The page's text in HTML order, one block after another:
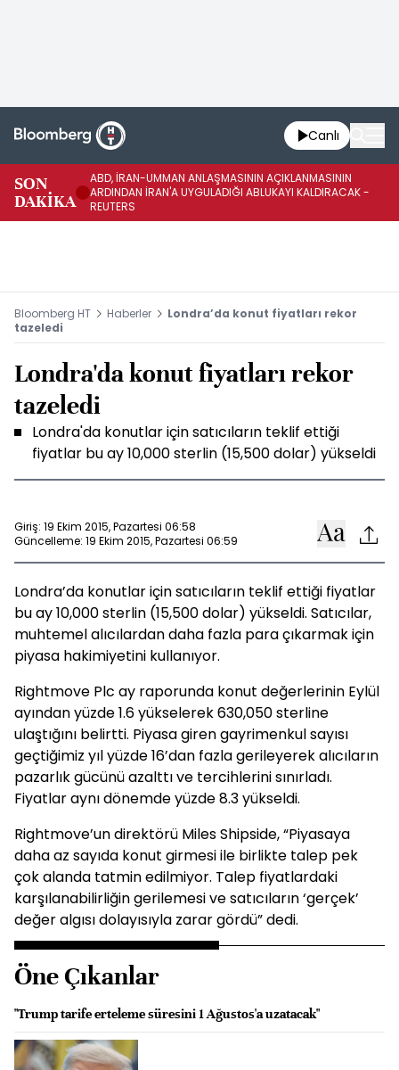
Canlı
SON
DAKİKA
ABD, İRAN-UMMAN ANLAŞMASININ AÇIKLANMASININ
ARDINDAN İRAN'A UYGULADIĞI ABLUKAYI KALDIRACAK -
REUTERS
Bloomberg HT Haberler
Londra’da konut fiyatları rekor
tazeledi
Londra'da konut fiyatları rekor
tazeledi
Londra'da konutlar için satıcıların teklif ettiği
fiyatlar bu ay 10,000 sterlin (15,500 dolar) yükseldi
Giriş: 19 Ekim 2015, Pazartesi 06:58
Güncelleme: 19 Ekim 2015, Pazartesi 06:59
Londra’da konutlar için satıcıların teklif ettiği fiyatlar
bu ay 10,000 sterlin (15,500 dolar) yükseldi. Satıcılar,
muhtemel alıcılardan daha fazla para çıkarmak için
piyasa hakimiyetini kullanıyor.
Rightmove Plc ay raporunda konut değerlerinin Eylül
ayından yüzde 1.6 yükselerek 630,050 sterline
ulaştığını belirtti. Piyasa giren gayrimenkul sayısı
geçtiğimiz yıl yüzde 16’dan fazla gerileyerek alıcıların
pazarlık gücünü azalttı ve tercihlerini sınırladı.
Fiyatlar aynı dönemde yüzde 8.3 yükseldi.
Rightmove’un direktörü Miles Shipside, “Piyasaya
daha az sayıda konut girmesi ile birlikte talep pek
çok alanda tatmin edilmiyor. Talep fiyatlardaki
karşılanabilirliğin gerilemesi ve satıcıların ‘gerçek’
değer algısı dolayısıyla zarar gördü” dedi.
Öne Çıkanlar
"Trump tarife erteleme süresini 1 Ağustos'a uzatacak"